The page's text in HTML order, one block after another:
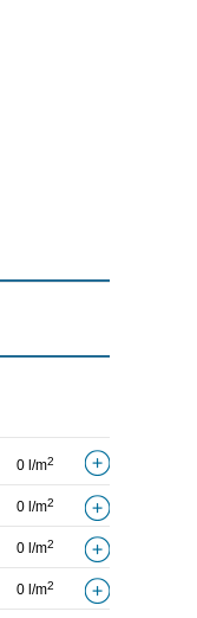
0 l/m2
0 l/m2
0 l/m2
0 l/m2